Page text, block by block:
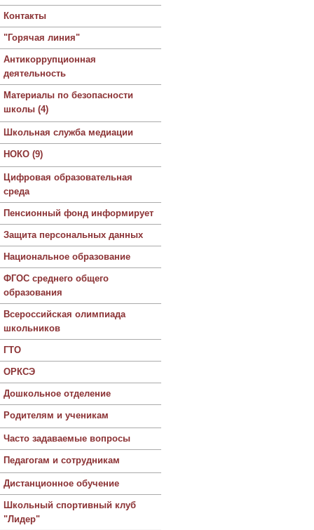
Контакты
"Горячая линия"
Антикоррупционная
деятельность
Материалы по безопасности
школы (4)
Школьная служба медиации
НОКО (9)
Цифровая образовательная
среда
Пенсионный фонд информирует
Защита персональных данных
Национальное образование
ФГОС среднего общего
образования
Всероссийская олимпиада
школьников
ГТО
ОРКСЭ
Дошкольное отделение
Родителям и ученикам
Часто задаваемые вопросы
Педагогам и сотрудникам
Дистанционное обучение
Школьный спортивный клуб
"Лидер"